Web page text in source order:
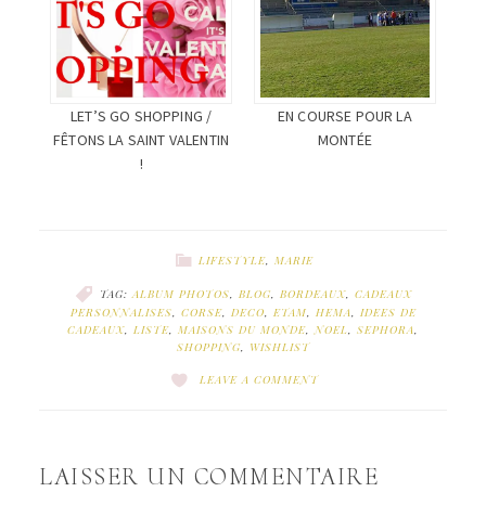
LET’S GO SHOPPING /
FÊTONS LA SAINT VALENTIN
!
EN COURSE POUR LA
MONTÉE
LIFESTYLE, MARIE
TAG:ALBUM PHOTOS, BLOG, BORDEAUX, CADEAUX
PERSONNALISES, CORSE, DECO, ETAM, HEMA, IDEES DE
CADEAUX, LISTE, MAISONS DU MONDE,NOEL, SEPHORA,
SHOPPING, WISHLIST
LEAVE A COMMENT
LAISSER UN COMMENTAIRE